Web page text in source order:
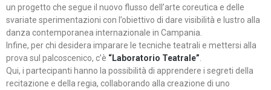
un progetto che segue il nuovo flusso dell’arte coreutica e delle
svariate sperimentazioni con l’obiettivo di dare visibilità e lustro alla
danza contemporanea internazionale in Campania.
Infine, per chi desidera imparare le tecniche teatrali e mettersi alla
prova sul palcoscenico, c’è “Laboratorio Teatrale”
Qui, i partecipanti hanno la possibilità di apprendere i segreti della
recitazione e della regia, collaborando alla creazione di uno